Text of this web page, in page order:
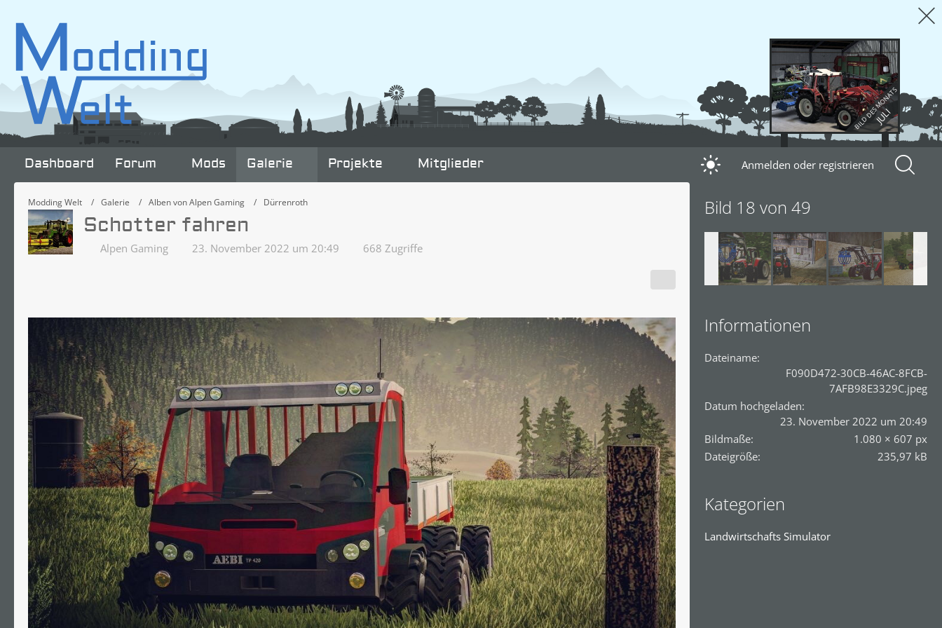
BILD DES MONATS
JULI
Dashboard Forum Mods Galerie Projekte Mitglieder Anmelden oder registrieren
Modding Welt Galerie Alben von Alpen Gaming Dürrenroth
Schotter fahren
Alpen Gaming 23. November 2022 um 20:49 668 Zugriffe
Bild 18 von 49
Informationen
Dateiname
F090D472-30CB-46AC-8FCB-
7AFB98E3329C.jpeg
Datum hochgeladen
23. November 2022 um 20:49
Bildmaße
1.080 × 607 px
Dateigröße
235,97 kB
Kategorien
Landwirtschafts Simulator